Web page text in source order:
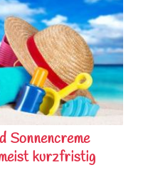
Sonnencreme
kurzfristig